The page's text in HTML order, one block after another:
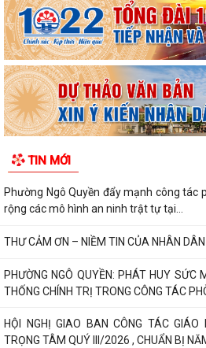
TIN MỚI
Phường Ngô Quyền đẩy mạnh công tác
rộng các mô hình an ninh trật tự tại...
THƯ CẢM ƠN – NIỀM TIN CỦA NHÂN
PHƯỜNG NGÔ QUYỀN: PHÁT HUY SỨC
THỐNG CHÍNH TRỊ TRONG CÔNG TÁC
HỘI NGHỊ GIAO BAN CÔNG TÁC GIÁO
TRỌNG TÂM QUÝ III/2026 , CHUẨN BỊ NĂM